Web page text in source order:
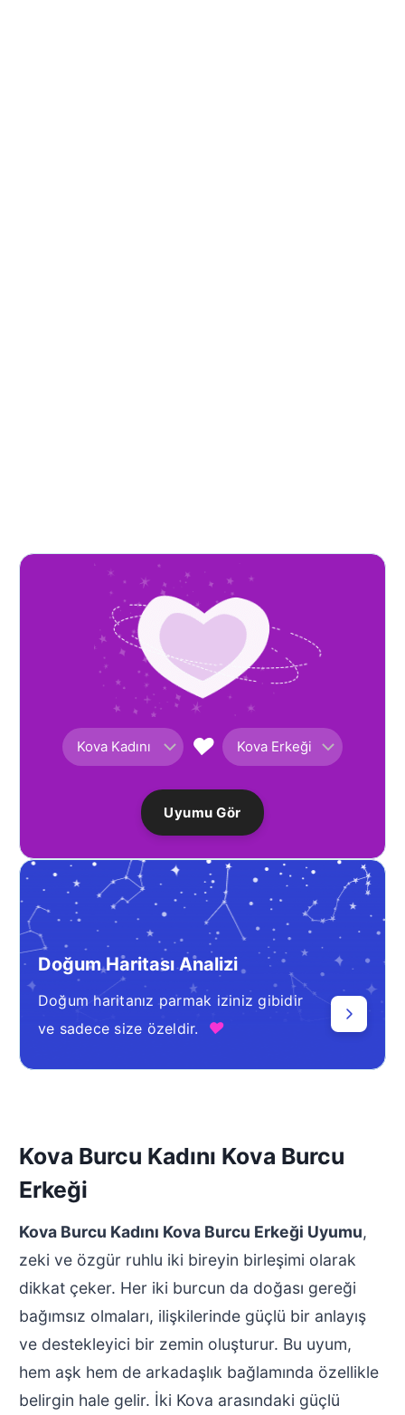
♥
Uyumu Gör
Doğum Haritası Analizi
Doğum haritanız parmak iziniz gibidir
ve sadece size özeldir.
♥
Kova Burcu Kadını Kova Burcu
Erkeği
Kova Burcu Kadını Kova Burcu Erkeği Uyumu,
zeki ve özgür ruhlu iki bireyin birleşimi olarak
dikkat çeker. Her iki burcun da doğası gereği
bağımsız olmaları, ilişkilerinde güçlü bir anlayış
ve destekleyici bir zemin oluşturur. Bu uyum,
hem aşk hem de arkadaşlık bağlamında özellikle
belirgin hale gelir. İki Kova arasındaki güçlü